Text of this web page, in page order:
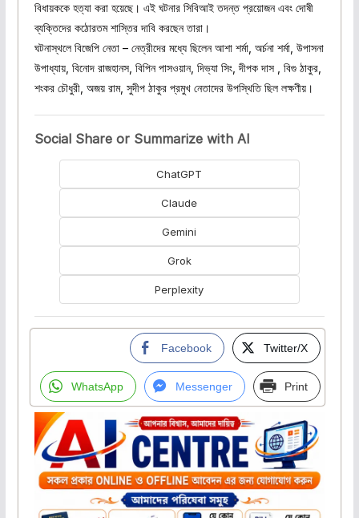
বিধায়ককে হত্যা করা হয়েছে। এই ঘটনার সিবিআই তদন্ত প্রয়োজন এবং দোষী
ব্যক্তিদের কঠোরতম শাস্তির দাবি করছেন তারা।
ঘটনাস্থলে বিজেপি নেতা – নেত্রীদের মধ্যে ছিলেন আশা শর্মা, অর্চনা শর্মা, উপাসনা
উপাধ্যায়, বিনোদ রাজহানস, বিপিন পাসওয়ান, দিভ্যা সিং, দীপক দাস , বিগু ঠাকুর,
শংকর চৌধুরী, অজয় রাম, সুদীপ ঠাকুর প্রমুখ নেতাদের উপস্থিতি ছিল লক্ষণীয়।
Social Share or Summarize with AI
ChatGPT
Claude
Gemini
Grok
Perplexity
Facebook Twitter/X
WhatsApp Messenger Print